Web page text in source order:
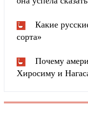
Какие
сорта»
Почему
Хиросиму и